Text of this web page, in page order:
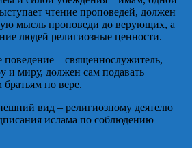
чтение проповедей, должен
мысль проповеди до верующих, а
людей религиозные ценности.
поведение – священнослужитель,
и миру, должен сам подавать
по вере.
вид – религиозному деятелю
ислама по соблюдению